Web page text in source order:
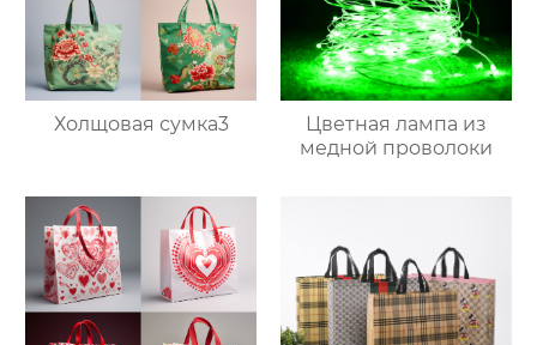
Холщовая сумка3
Цветная лампа из
медной проволоки